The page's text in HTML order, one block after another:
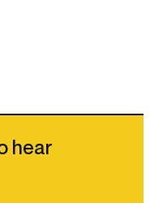
hear